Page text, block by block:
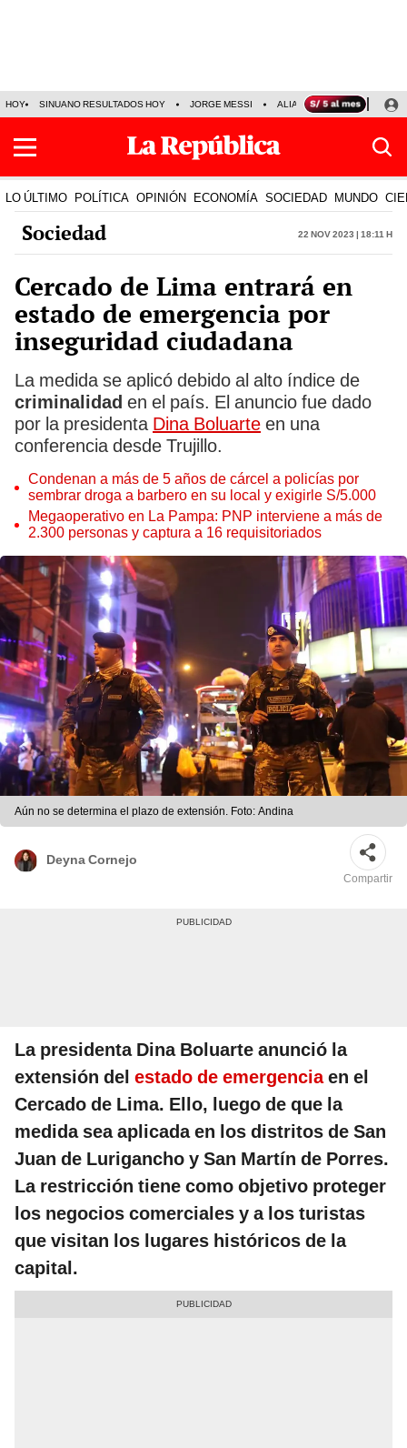
HOY SINUANO RESULTADOS HOY JORGE MESSI ALIANZA LIMA VS SPORT
LO ÚLTIMO POLÍTICA OPINIÓN ECONOMÍA SOCIEDAD MUNDO
Sociedad 22 Nov 2023 | 18:11 h
Cercado de Lima entrará en
estado de emergencia por
inseguridad ciudadana
La medida se aplicó debido al alto índice de
criminalidad en el país. El anuncio fue dado
por la presidenta Dina Boluarte en una
conferencia desde Trujillo.
Condenan a más de 5 años de cárcel a policías por
sembrar droga a barbero en su local y exigirle S/5.000
Megaoperativo en La Pampa: PNP interviene a más de
2.300 personas y captura a 16 requisitoriados
Aún no se determina el plazo de extensión. Foto: Andina
Deyna Cornejo
Compartir
La presidenta Dina Boluarte anunció la
extensión del estado de emergenciaen el
Cercado de Lima. Ello, luego de que la
medida sea aplicada en los distritos de San
Juan de Lurigancho y San Martín de Porres.
La restricción tiene como objetivo proteger
los negocios comerciales y a los turistas
que visitan los lugares históricos de la
capital.